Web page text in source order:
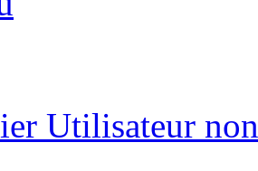
Utilisateur